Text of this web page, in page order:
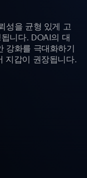
성을 균형 있게 고
니다. DOAI의 대
강화를 극대화하기
지갑이 권장됩니다.